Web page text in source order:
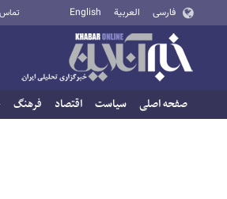
فارسی العربية English تماس
صفحه اصلی سیاست اقتصاد فرهنگ